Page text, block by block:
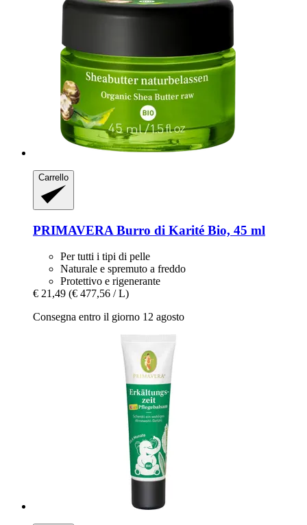
Carrello
PRIMAVERA Burro di Karité Bio, 45 ml
Per tutti i tipi di pelle
Naturale e spremuto a freddo
Protettivo e rigenerante
€ 21,49 (€ 477,56 / L)
Consegna entro il giorno 12 agosto